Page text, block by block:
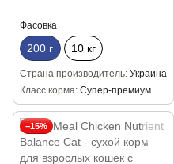
Фасовка
200 г 10 кг
Страна производитель Украина
Класс корма Супер-премиум
−15%